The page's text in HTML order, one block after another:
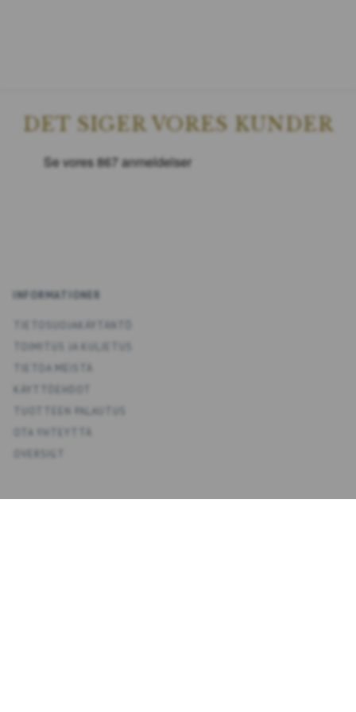
DET SIGER VORES KUNDER
INFORMATIONER
TIETOSUOJAKÄYTÄNTÖ
TOIMITUS JA KULJETUS
TIETOA MEISTÄ
TUOTTEEN PALAUTUS